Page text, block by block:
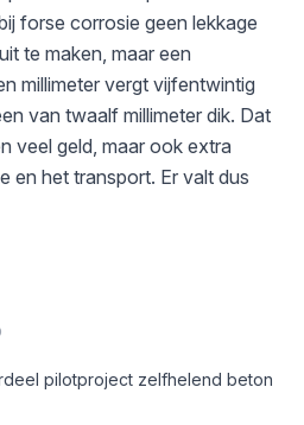
forse corrosie geen lekkage
te maken, maar een
millimeter vergt vijfentwintig
van twaalf millimeter dik. Dat
veel geld, maar ook extra
en het transport. Er valt dus
pilotproject zelfhelend beton